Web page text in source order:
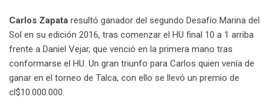
Carlos Zapata resultó ganador del segundo Desafío Marina del
Sol en su edición 2016, tras comenzar el HU final 10 a 1 arriba
frente a Daniel Vejar, que venció en la primera mano tras
conformarse el HU. Un gran triunfo para Carlos quien venía de
ganar en el torneo de Talca, con ello se llevó un premio de
cl$10.000.000.